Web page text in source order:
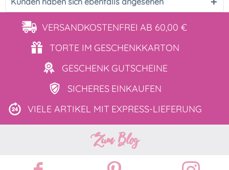
VERSANDKOSTENFREI AB 60,00 €
TORTE IM GESCHENKKARTON
GESCHENK GUTSCHEINE
SICHERES EINKAUFEN
VIELE ARTIKEL MIT EXPRESS-LIEFERUNG
Zum Blog